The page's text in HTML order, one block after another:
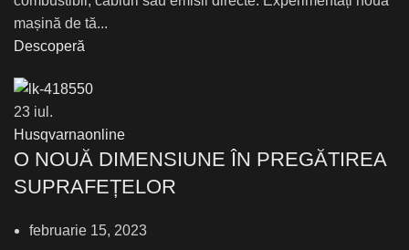
mașină de tă...
Descoperă
23 iul.
Husqvarnaonline
О NOUĂ DIMENSIUNE ÎN PREGĂTIREA
SUPRAFEȚELOR
februarie 15, 2023